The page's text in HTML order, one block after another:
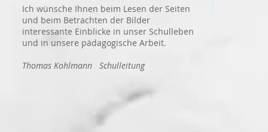
Ich wünsche Ihnen beim Lesen der Seiten
und beim Betrachten der Bilder
interessante Einblicke in unser Schulleben
und in unsere pädagogische Arbeit.
Thomas Kohlmann Schulleitung